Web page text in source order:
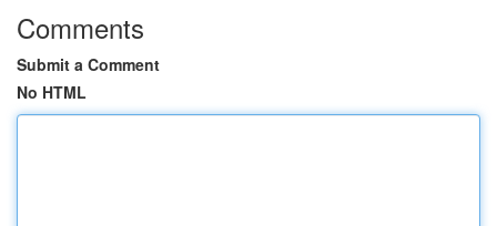
Comments
Submit a Comment
No HTML